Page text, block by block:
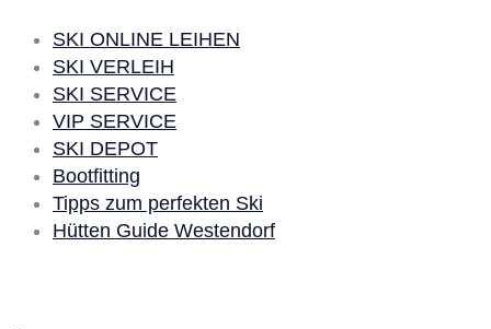
SKI ONLINE LEIHEN
SKI VERLEIH
SKI SERVICE
VIP SERVICE
SKI DEPOT
Bootfitting
Tipps zum perfekten Ski
Hütten Guide Westendorf